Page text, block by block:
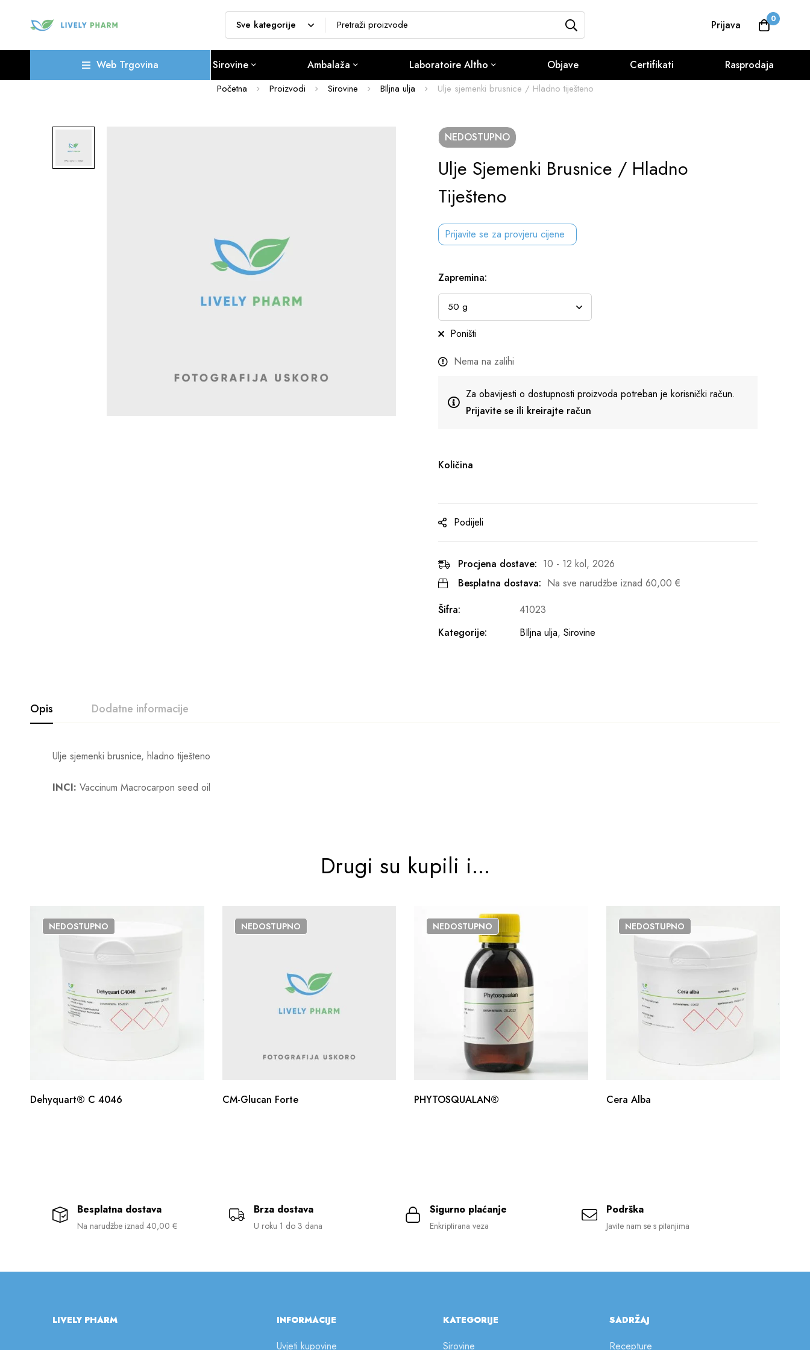
Prijava 0
Web Trgovina Sirovine Ambalaža Laboratoire Altho Objave Certifikati Rasprodaja
Početna Proizvodi Sirovine BIljna ulja Ulje sjemenki brusnice / Hladno tiješteno
NEDOSTUPNO
Ulje Sjemenki Brusnice / Hladno
Tiješteno
Prijavite se za provjeru cijene
Zapremina:
Poništi
Nema na zalihi
Za obavijesti o dostupnosti proizvoda potreban je korisnički račun.
Prijavite se ili kreirajte račun
Količina
Podijeli
Procjena dostave: 10 - 12 kol, 2026
Besplatna dostava: Na sve narudžbe iznad 60,00 €
Šifra:
41023
Kategorije:
BIljna ulja, Sirovine
Opis Dodatne informacije
Ulje sjemenki brusnice, hladno tiješteno
INCI: Vaccinum Macrocarpon seed oil
Drugi su kupili i...
NEDOSTUPNO
Dehyquart® C 4046
NEDOSTUPNO
CM-Glucan Forte
NEDOSTUPNO
PHYTOSQUALAN®
NEDOSTUPNO
Cera Alba
Besplatna dostava
Na narudžbe iznad 40,00 €
Brza dostava
U roku 1 do 3 dana
Sigurno plaćanje
Enkriptirana veza
Podrška
Javite nam se s pitanjima
LIVELY PHARM INFORMACIJE
Uvjeti kupovine
KATEGORIJE
Sirovine
SADRŽAJ
Recepture